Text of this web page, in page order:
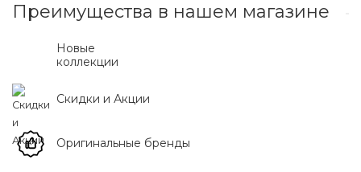
Преимущества в нашем магазине
Новые
коллекции
Скидки и Акции
Оригинальные бренды